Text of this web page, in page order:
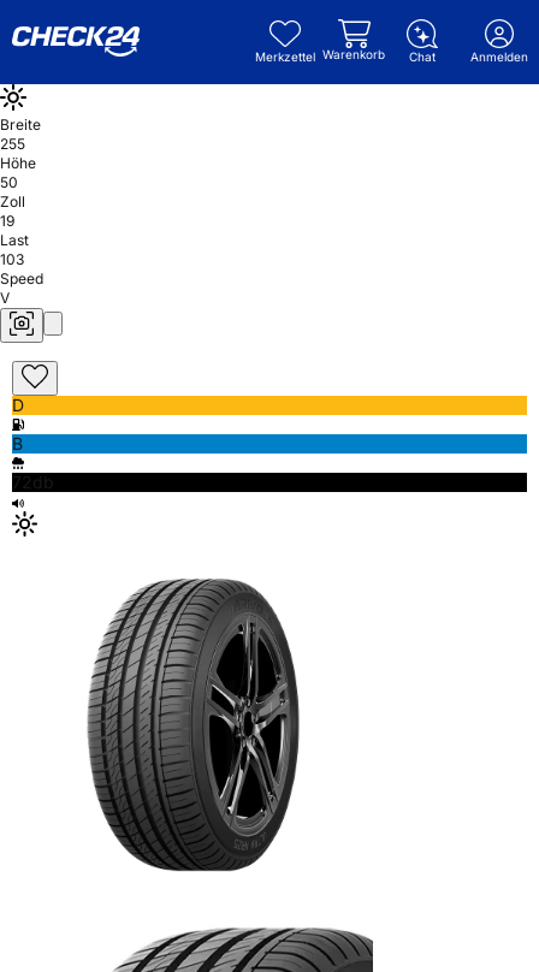
Merkzettel Warenkorb Chat Anmelden
Breite
255
Höhe
50
Zoll
19
Last
103
Speed
V
D
B
72db